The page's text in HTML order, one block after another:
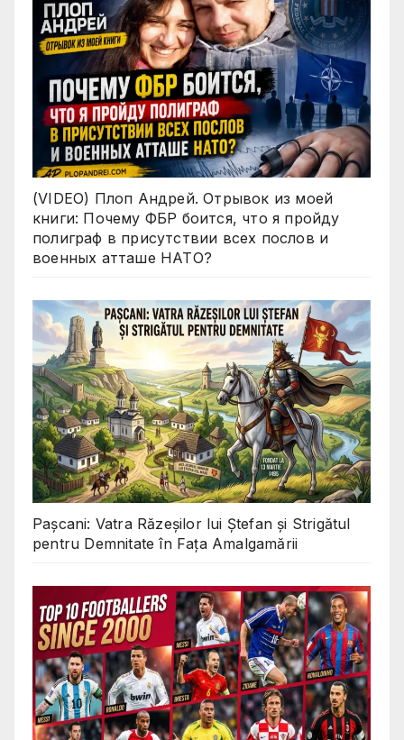
(VIDEO) Плоп Андрей. Отрывок из моей
книги: Почему ФБР боится, что я пройду
полиграф в присутствии всех послов и
военных атташе НАТО?
Pașcani: Vatra Răzeșilor lui Ștefan și Strigătul
pentru Demnitate în Fața Amalgamării